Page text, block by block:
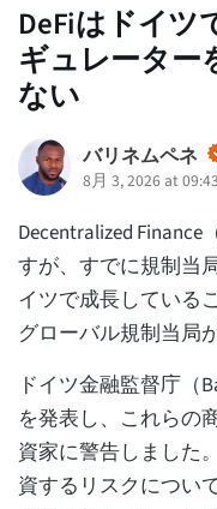
DeFiはドイツ
ギュレーター
ない
バリネムペネ
8月 3, 2026 at
Decentralized
すが、すでに規制当
イツで成長している
グローバル規制当局
ドイツ金融監督庁（
を発表し、これらの
資家に警告しました
資するリスクについ